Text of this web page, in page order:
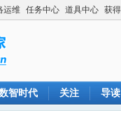
运维 任务中心 道具中心 获
智时代 关注 导读